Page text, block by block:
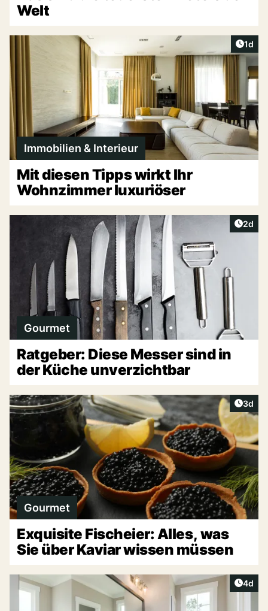
Welt
1d
Immobilien & Interieur
Mit diesen Tipps wirkt Ihr
Wohnzimmer luxuriöser
2d
Gourmet
Ratgeber: Diese Messer sind in
der Küche unverzichtbar
3d
Gourmet
Exquisite Fischeier: Alles, was
Sie über Kaviar wissen müssen
4d